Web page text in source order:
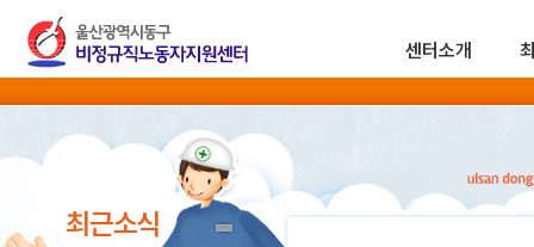
센터소개
최근소식